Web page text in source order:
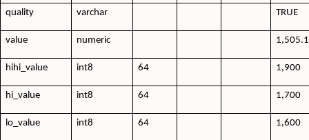
quality varchar TRUE
value numeric
hihi_value int8 64 1,900
hi_value int8 64 1,700
lo_value int8 64 1,600